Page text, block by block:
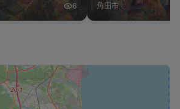
6 角田市